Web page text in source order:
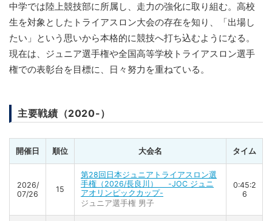
中学では陸上競技部に所属し、走力の強化に取り組む。高校
生を対象としたトライアスロン大会の存在を知り、「出場し
たい」という思いから本格的に競技へ打ち込むようになる。
現在は、ジュニア選手権や全国高等学校トライアスロン選手
権での表彰台を目標に、日々努力を重ねている。
主要戦績（2020-）
開催日 順位 大会名 タイム
2026/
07/26
15
第28回日本ジュニアトライアスロン選
手権（2026/長良川） -JOC ジュニ
アオリンピックカップ-
ジュニア選手権 男子
0:45:2
6